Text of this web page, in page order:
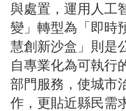
與處置，運用人工
變」轉型為「即時
慧創新沙盒」則是
自專業化為可執行
部門服務，使城市
作，更貼近縣民需